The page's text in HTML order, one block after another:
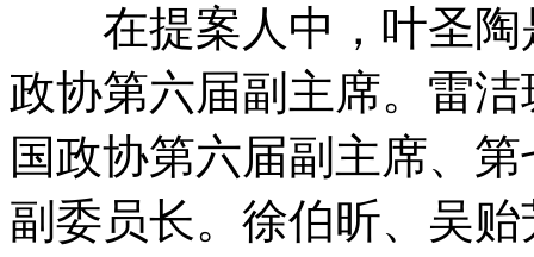
在提案人中，叶圣陶
政协第六届副主席。雷
国政协第六届副主席、
副委员长。徐伯昕、吴